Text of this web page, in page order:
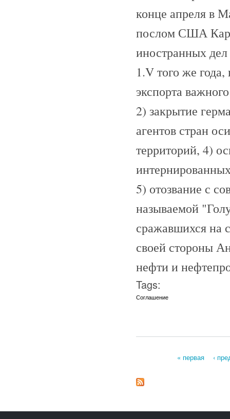
конце апреля в
послом США
иностранных
1.V того же
экспорта
2) закрытие
агентов стран
территорий, 4)
5) отозвание с
называемой
сражавшихся на
своей стороны
нефти и
Tags:
Соглашение
« первая ‹